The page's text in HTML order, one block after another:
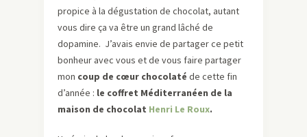
propice à la dégustation de chocolat, autant
vous dire ça va être un grand lâché de
dopamine. J’avais envie de partager ce petit
bonheur avec vous et de vous faire partager
mon coup de cœur chocolaté de cette fin
d’année : le coffret Méditerranéen de la
maison de chocolat Henri Le Roux.